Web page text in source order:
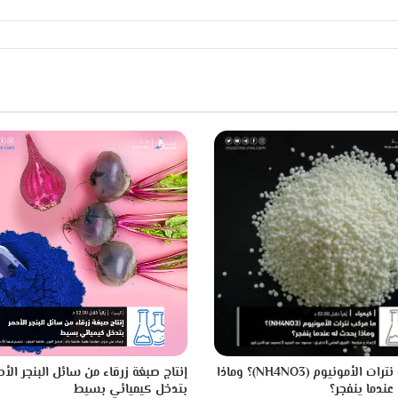
ب
ما مركب نترات الأمونيوم (NH4NO3)؟ وماذا
ينفجر؟
إنتاج صبغة زرقاء من سائل البنجر
بتدخل كيميائي بسيط